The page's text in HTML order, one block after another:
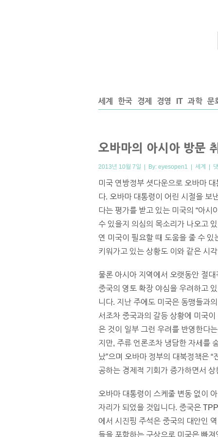
세계 한국 경제 경영 IT 과학 문
오바마의 아시아 방문
2013년 10월 7일 | By: eyesopen1 | 세계 |
미국 연방정부 셧다운으로 오바마
다. 오바마 대통령이 어린 시절을 보
다는 평가를 받고 있는 미국의 “아
수 있을지 의심의 목소리가 나오고
연 미국이 필요할 때 도움을 줄 수
키워가고 있는 상황도 이와 같은 시
물론 아시아 지역에서 오랫동안 절
중국의 영토 확장 야심을 우려하고
니다. 지난 주에도 미국은 동맹들과
서조차 중국과의 갈등 상황에 미국
은 것이 일부 그런 우려를 반영한다
지만, 주류 언론조차 냉담한 자세를
났”으며 오바마 정부의 대북정책은
공하는 경제적 기회가 증가하면서
오바마 대통령이 스케줄 변동 없이
자리가 되었을 것입니다. 중국은
에서 시진핑 주석은 중국의 대안인
들을 포함하는 구상으로 미국은 빠